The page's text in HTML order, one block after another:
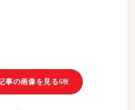
事の画像を見る6枚